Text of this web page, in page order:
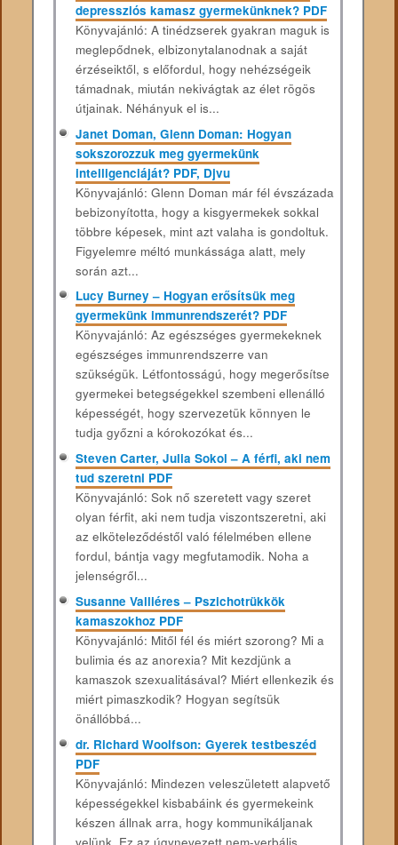
depressziós kamasz gyermekünknek? PDF
Könyvajánló: A tinédzserek gyakran maguk is
meglepődnek, elbizonytalanodnak a saját
érzéseiktől, s előfordul, hogy nehézségeik
támadnak, miután nekivágtak az élet rögös
útjainak. Néhányuk el is...
Janet Doman, Glenn Doman: Hogyan
sokszorozzuk meg gyermekünk
intelligenciáját? PDF, Djvu
Könyvajánló: Glenn Doman már fél évszázada
bebizonyította, hogy a kisgyermekek sokkal
többre képesek, mint azt valaha is gondoltuk.
Figyelemre méltó munkássága alatt, mely
során azt...
Lucy Burney – Hogyan erősítsük meg
gyermekünk immunrendszerét? PDF
Könyvajánló: Az egészséges gyermekeknek
egészséges immunrendszerre van
szükségük. Létfontosságú, hogy megerősítse
gyermekei betegségekkel szembeni ellenálló
képességét, hogy szervezetük könnyen le
tudja győzni a kórokozókat és...
Steven Carter, Julia Sokol – A férfi, aki nem
tud szeretni PDF
Könyvajánló: Sok nő szeretett vagy szeret
olyan férfit, aki nem tudja viszontszeretni, aki
az elköteleződéstől való félelmében ellene
fordul, bántja vagy megfutamodik. Noha a
jelenségről...
Susanne Valliéres – Pszichotrükkök
kamaszokhoz PDF
Könyvajánló: Mitől fél és miért szorong? Mi a
bulimia és az anorexia? Mit kezdjünk a
kamaszok szexualitásával? Miért ellenkezik és
miért pimaszkodik? Hogyan segítsük
önállóbbá...
dr. Richard Woolfson: Gyerek testbeszéd
PDF
Könyvajánló: Mindezen veleszületett alapvető
képességekkel kisbabáink és gyermekeink
készen állnak arra, hogy kommunikáljanak
velünk. Ez az úgynevezett nem-verbális